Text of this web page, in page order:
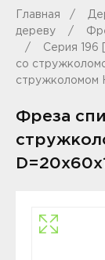
Главная
дереву
Серия 196
со
стружколомом
Фреза